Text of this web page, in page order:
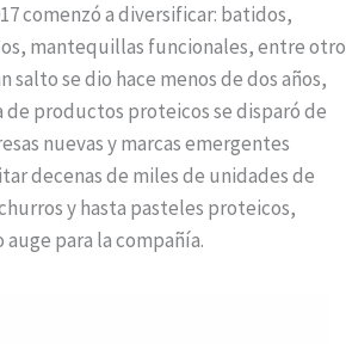
comenzó a diversificar: batidos,
mantequillas funcionales, entre
salto se dio hace menos de dos años,
de productos proteicos se disparó de
nuevas y marcas emergentes
decenas de miles de unidades de
y hasta pasteles proteicos,
para la compañía.